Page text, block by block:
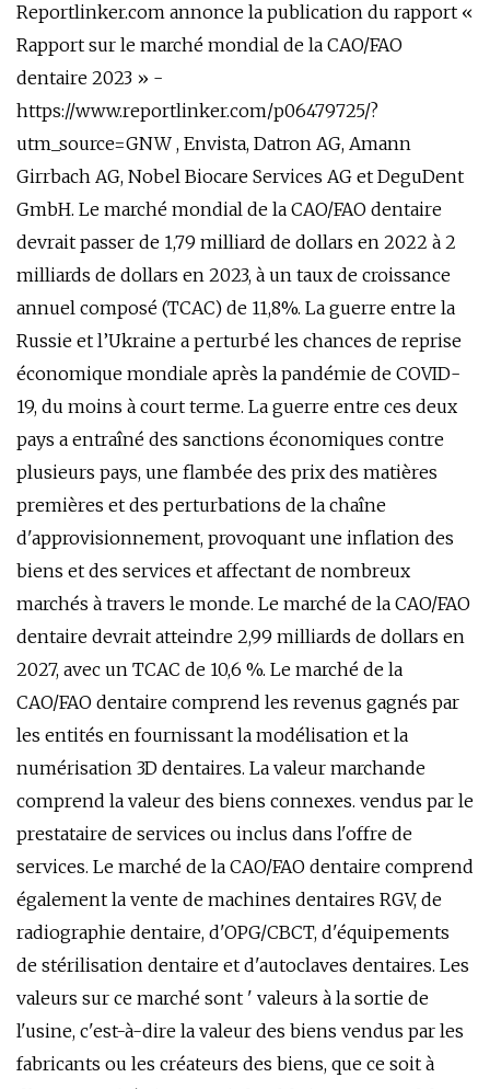
Reportlinker.com annonce la publication du rapport «
Rapport sur le marché mondial de la CAO/FAO
dentaire 2023 » -
https://www.reportlinker.com/p06479725/?
utm_source=GNW , Envista, Datron AG, Amann
Girrbach AG, Nobel Biocare Services AG et DeguDent
GmbH. Le marché mondial de la CAO/FAO dentaire
devrait passer de 1,79 milliard de dollars en 2022 à 2
milliards de dollars en 2023, à un taux de croissance
annuel composé (TCAC) de 11,8%. La guerre entre la
Russie et l’Ukraine a perturbé les chances de reprise
économique mondiale après la pandémie de COVID-
19, du moins à court terme. La guerre entre ces deux
pays a entraîné des sanctions économiques contre
plusieurs pays, une flambée des prix des matières
premières et des perturbations de la chaîne
d'approvisionnement, provoquant une inflation des
biens et des services et affectant de nombreux
marchés à travers le monde. Le marché de la CAO/FAO
dentaire devrait atteindre 2,99 milliards de dollars en
2027, avec un TCAC de 10,6 %. Le marché de la
CAO/FAO dentaire comprend les revenus gagnés par
les entités en fournissant la modélisation et la
numérisation 3D dentaires. La valeur marchande
comprend la valeur des biens connexes. vendus par le
prestataire de services ou inclus dans l'offre de
services. Le marché de la CAO/FAO dentaire comprend
également la vente de machines dentaires RGV, de
radiographie dentaire, d'OPG/CBCT, d'équipements
de stérilisation dentaire et d'autoclaves dentaires. Les
valeurs sur ce marché sont ' valeurs à la sortie de
l'usine, c'est-à-dire la valeur des biens vendus par les
fabricants ou les créateurs des biens, que ce soit à